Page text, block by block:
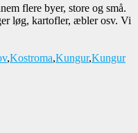
flere byer, store og små.
løg, kartofler, æbler osv. Vi
,Kostroma,Kungur,Kungur